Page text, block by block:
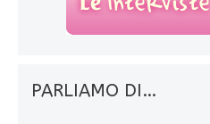
PARLIAMO DI…